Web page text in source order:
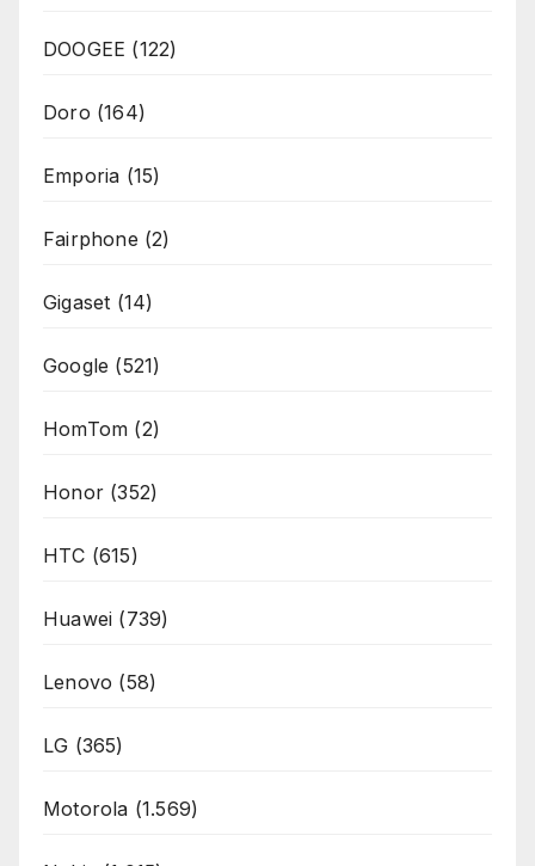
DOOGEE (122)
Doro (164)
Emporia (15)
Fairphone (2)
Gigaset (14)
Google (521)
HomTom (2)
Honor (352)
HTC (615)
Huawei (739)
Lenovo (58)
LG (365)
Motorola (1.569)